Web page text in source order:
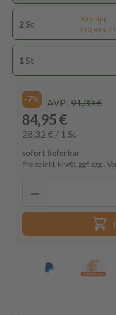
2 St
Spartipp
(23,98 € /
1 St
-7% AVP: 91,30 €
84,95 €
28,32 € / 1 St
sofort lieferbar
Preise inkl. MwSt. ggf. zzgl.